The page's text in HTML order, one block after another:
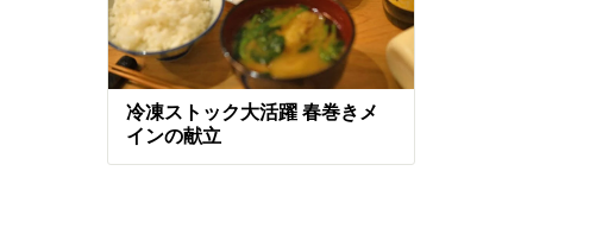
冷凍ストック大活躍 春巻きメ
インの献立